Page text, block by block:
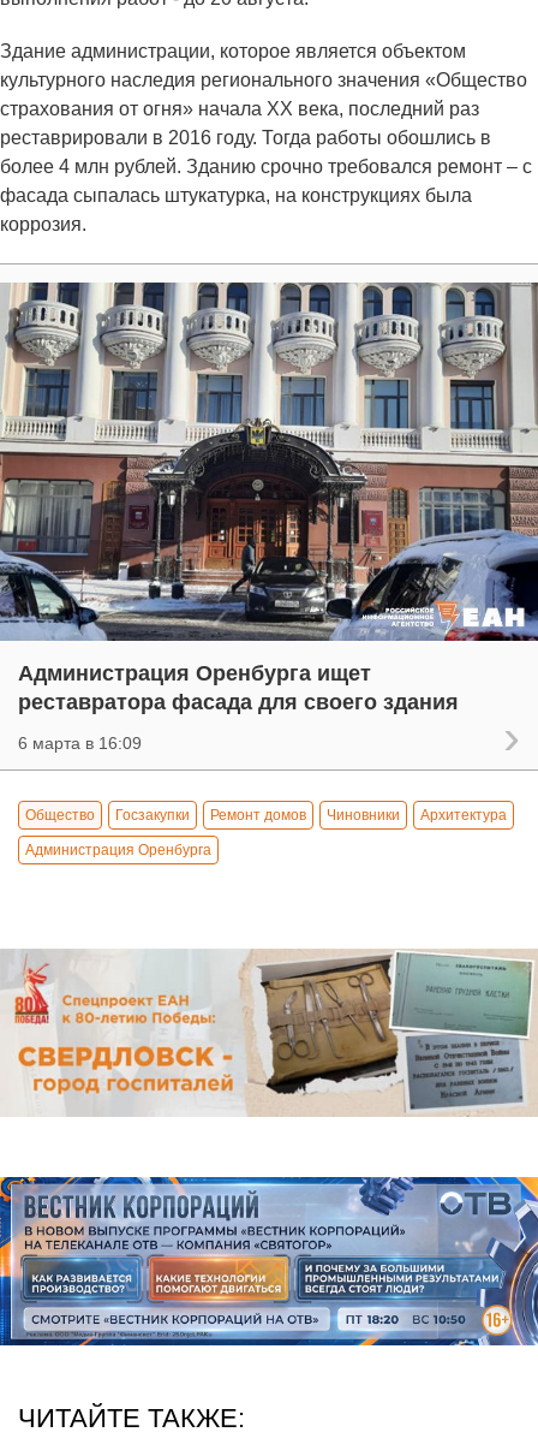
Здание администрации, которое является объектом
культурного наследия регионального значения «Общество
страхования от огня» начала ХХ века, последний раз
реставрировали в 2016 году. Тогда работы обошлись в
более 4 млн рублей. Зданию срочно требовался ремонт – с
фасада сыпалась штукатурка, на конструкциях была
коррозия.
Администрация Оренбурга ищет
реставратора фасада для своего здания
6 марта в 16:09
Общество Госзакупки Ремонт домов Чиновники Архитектура
Администрация Оренбурга
ЧИТАЙТЕ ТАКЖЕ: